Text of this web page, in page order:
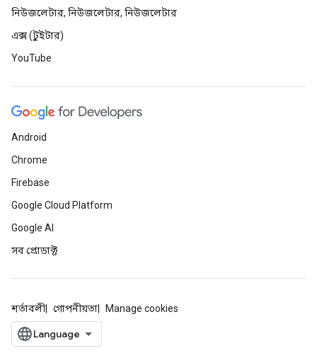
নিউজলেটার, নিউজলেটার, নিউজলেটার
এক্স (টুইটার)
YouTube
Android
Chrome
Firebase
Google Cloud Platform
Google AI
সব প্রোডাক্ট
শর্তাবলী গোপনীয়তা Manage cookies